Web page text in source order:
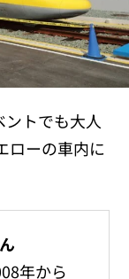
ントでも大人
ローの車内に
年から